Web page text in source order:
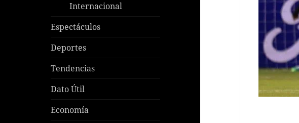
Internacional
Espectáculos
Deportes
Tendencias
Dato Útil
Economía